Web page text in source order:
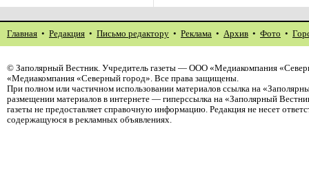
Главная • Редакция • Письмо редактору • Реклама • Архив • Фото •
© Заполярный Вестник. Учредитель газеты — ООО «Медиакомпания
«Медиакомпания «Северный город». Все права защищены.
При полном или частичном использовании материалов ссылка на
размещении материалов в интернете — гиперссылка на «Заполярный
газеты не предоставляет справочную информацию. Редакция не несет
содержащуюся в рекламных объявлениях.